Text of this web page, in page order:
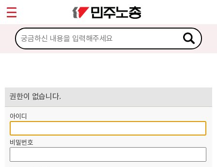
권한이 없습니다.
아이디
비밀번호
마이페이지
소개
노동상담
자료
부설기관